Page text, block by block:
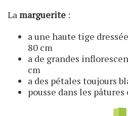
Lamarguerite :
a une haute tige
80 cm
a de grandes
cm
a des pétales toujours
pousse dans les